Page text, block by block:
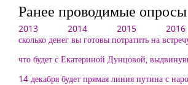
Ранее проводимые опросы
2013 2014 2015 2016
сколько денег вы готовы потратить на
что будет с Екатериной Дунцовой,
14 декабря будет прямая линия путина с